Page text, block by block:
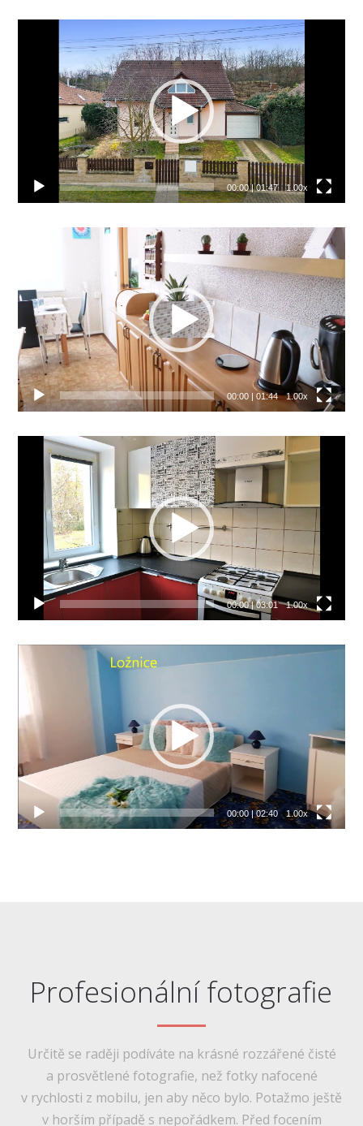
přehrávač
00:00|01:47 1.00x
00:00| 01:44 1.00x
Video
přehrávač
00:00|03:01 1.00x
Video
00:00|02:40 1.00x
Profesionální fotografie
Určitě se raději podíváte na krásné rozzářené čisté
a prosvětlené fotografie, než fotky nafocené
v rychlosti z mobilu, jen aby něco bylo. Potažmo ještě
v horším případě s nepořádkem. Před focením